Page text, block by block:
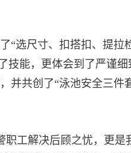
选尺寸、扣搭扣、提拉
技能，更体会到了严谨
并共创了“泳池安全三件
工解决后顾之忧，更